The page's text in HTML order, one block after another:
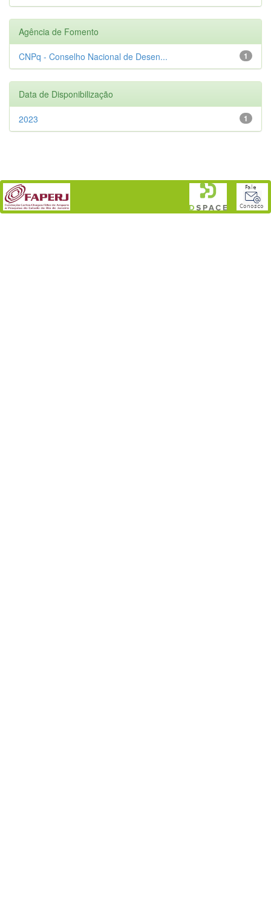
Agência de Fomento
1
CNPq - Conselho Nacional de Desen...
Data de Disponibilização
1
2023